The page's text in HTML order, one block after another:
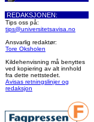
REDAKSJONEN:
Tips oss på:
tips@universitetsavisa.no
Ansvarlig redaktør:
Tore Oksholen
Kildehenvisning må benyttes
ved kopiering av alt innhold
fra dette nettstedet.
Avisas retningslinjer og
redaksjon